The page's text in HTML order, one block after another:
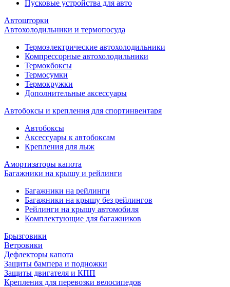
Пусковые устройства для авто
Автошторки
Автохолодильники и термопосуда
Термоэлектрические автохолодильники
Компрессорные автохолодильники
Термокбоксы
Термосумки
Термокружки
Дополнительные аксессуары
Автобоксы и крепления для спортинвентаря
Автобоксы
Аксессуары к автобоксам
Крепления для лыж
Амортизаторы капота
Багажники на крышу и рейлинги
Багажники на рейлинги
Багажники на крышу без рейлингов
Рейлинги на крышу автомобиля
Комплектующие для багажников
Брызговики
Ветровики
Дефлекторы капота
Защиты бампера и подножки
Защиты двигателя и КПП
Крепления для перевозки велосипедов